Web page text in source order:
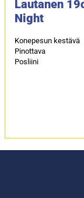
Lautanen
Night
Konepesun kestävä
Pinottava
Posliini